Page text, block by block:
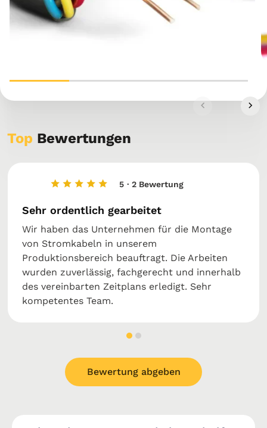
Top Bewertungen
5 · 2 Bewertung
Sehr ordentlich gearbeitet
Wir haben das Unternehmen für die Montage
von Stromkabeln in unserem
Produktionsbereich beauftragt. Die Arbeiten
wurden zuverlässig, fachgerecht und innerhalb
des vereinbarten Zeitplans erledigt. Sehr
kompetentes Team.
Bewertung abgeben